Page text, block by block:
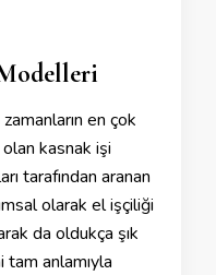
en çok
kasnak işi
tarafından aranan
olarak el işçiliği
da oldukça şık
anlamıyla